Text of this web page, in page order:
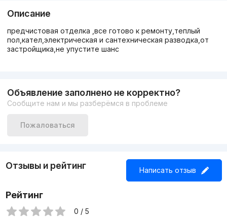
Описание
предчистовая отделка ,все готово к ремонту,теплый
пол,кател,электрическая и сантехническая разводка,от
застройщика,не упустите шанс
Объявление заполнено не корректно?
Сообщите нам и мы разберёмся в проблеме
Пожаловаться
Отзывы и рейтинг Написать отзыв
Рейтинг
0 / 5